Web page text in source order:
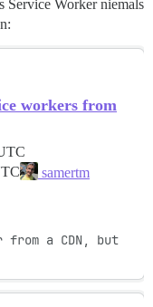
Service Worker niemals
workers from
samertm
a CDN, but